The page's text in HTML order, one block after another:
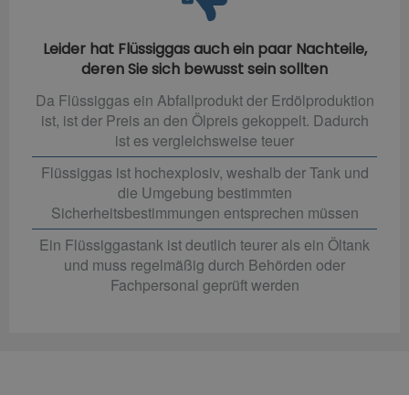
Leider hat Flüssiggas auch ein paar Nachteile,
deren Sie sich bewusst sein sollten
Da Flüssiggas ein Abfallprodukt der Erdölproduktion
ist, ist der Preis an den Ölpreis gekoppelt. Dadurch
ist es vergleichsweise teuer
Flüssiggas ist hochexplosiv, weshalb der Tank und
die Umgebung bestimmten
Sicherheitsbestimmungen entsprechen müssen
Ein Flüssiggastank ist deutlich teurer als ein Öltank
und muss regelmäßig durch Behörden oder
Fachpersonal geprüft werden